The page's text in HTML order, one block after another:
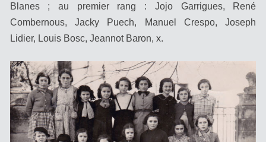
Blanes ; au premier rang : Jojo Garrigues, René
Combernous, Jacky Puech, Manuel Crespo, Joseph
Lidier, Louis Bosc, Jeannot Baron, x.